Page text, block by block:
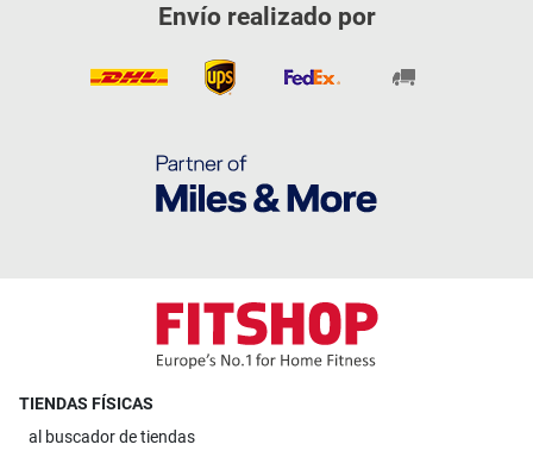
Envío realizado por
TIENDAS FÍSICAS
al buscador de tiendas